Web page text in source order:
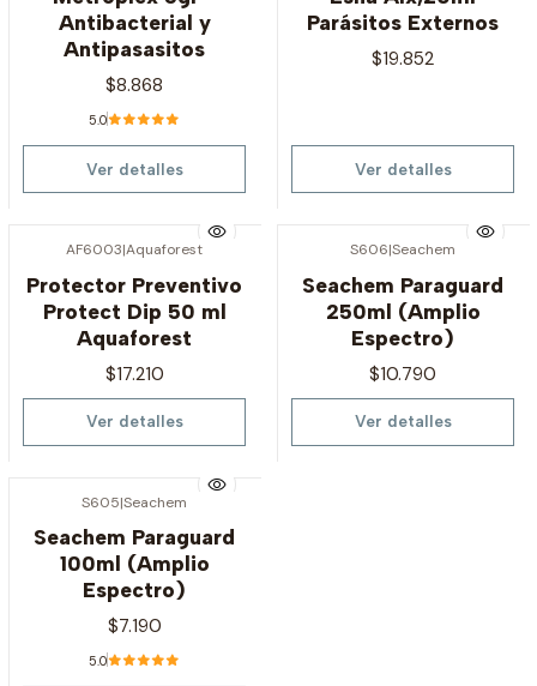
Antibacterial y
Antipasasitos
$8.868
5.0
Ver detalles
Parásitos Externos
$19.852
Ver detalles
AF6003|Aquaforest
Protector Preventivo
Protect Dip 50 ml
Aquaforest
$17.210
Ver detalles
S606|Seachem
Seachem Paraguard
250ml (Amplio
Espectro)
$10.790
Ver detalles
S605|Seachem
Seachem Paraguard
100ml (Amplio
Espectro)
$7.190
5.0